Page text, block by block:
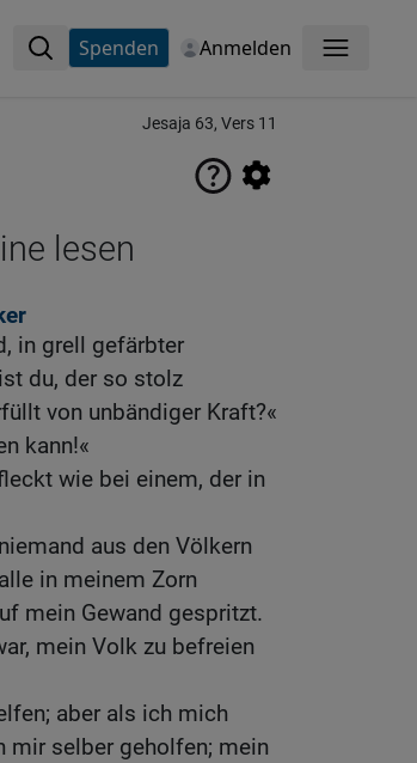
Spenden Anmelden Menü
Jesaja 63, Vers 11
lesen
in grell gefärbter
du, der so stolz
von unbändiger Kraft?«
kann!«
wie bei einem, der in
aus den Völkern
in meinem Zorn
mein Gewand gespritzt.
mein Volk zu befreien
aber als ich mich
mir selber geholfen; mein